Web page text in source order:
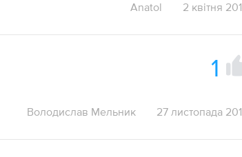
Anatol 2 квітня
1
Володислав Мельник 27 листопада